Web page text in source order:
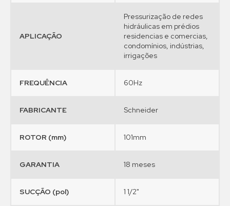
APLICAÇÃO
Pressurização de redes
hidráulicas em prédios
residencias e comercias,
condomínios, indústrias,
irrigações
FREQUÊNCIA 60Hz
FABRICANTE Schneider
ROTOR (mm) 101mm
GARANTIA 18 meses
SUCÇÃO (pol) 1 1/2"